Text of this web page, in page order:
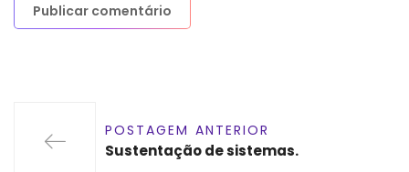
POSTAGEM ANTERIOR
Sustentação de sistemas.